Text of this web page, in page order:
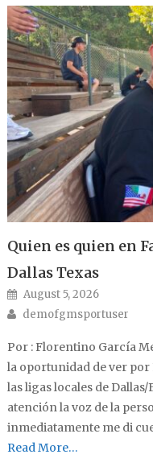
Quien es quien en
Dallas Texas
Posted on
August 5, 2026
Author
demofgmsportuser
Por : Florentino García
la oportunidad de ver por
las ligas locales de
atención la voz de la
inmediatamente me di
Read More…